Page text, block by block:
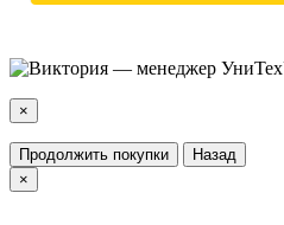
×
Продолжить покупки
Назад
×